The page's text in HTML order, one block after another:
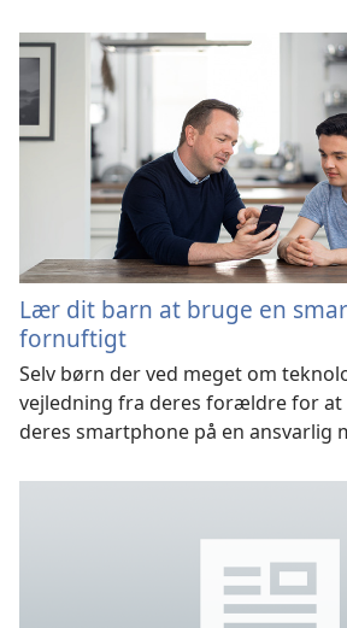
Lær dit barn at bruge en
fornuftigt
Selv børn der ved meget om
vejledning fra deres forældre for
deres smartphone på en ansvarlig